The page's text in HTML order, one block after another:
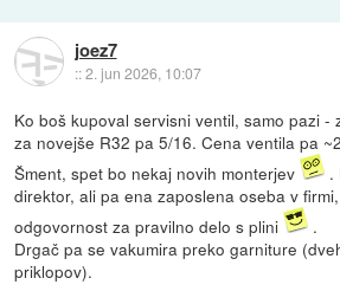
joez7
::2. jun 2026, 10:07
Ko boš kupoval servisni ventil, samo pazi -
za novejše R32 pa 5/16. Cena ventila pa
Šment, spet bo nekaj novih monterjev
.
direktor, ali pa ena zaposlena oseba v
odgovornost za pravilno delo s plini
.
Drgač pa se vakumira preko garniture
priklopov).